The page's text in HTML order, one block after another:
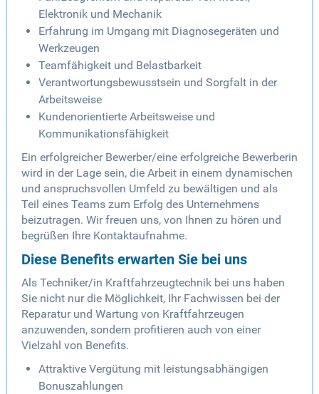
Elektronik und Mechanik
Erfahrung im Umgang mit Diagnosegeräten und
Werkzeugen
Teamfähigkeit und Belastbarkeit
Verantwortungsbewusstsein und Sorgfalt in der
Arbeitsweise
Kundenorientierte Arbeitsweise und
Kommunikationsfähigkeit
Ein erfolgreicher Bewerber/eine erfolgreiche Bewerberin
wird in der Lage sein, die Arbeit in einem dynamischen
und anspruchsvollen Umfeld zu bewältigen und als
Teil eines Teams zum Erfolg des Unternehmens
beizutragen. Wir freuen uns, von Ihnen zu hören und
begrüßen Ihre Kontaktaufnahme.
Diese Benefits erwarten Sie bei uns
Als Techniker/in Kraftfahrzeugtechnik bei uns haben
Sie nicht nur die Möglichkeit, Ihr Fachwissen bei der
Reparatur und Wartung von Kraftfahrzeugen
anzuwenden, sondern profitieren auch von einer
Vielzahl von Benefits.
Attraktive Vergütung mit leistungsabhängigen
Bonuszahlungen